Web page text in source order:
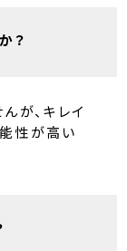
？
が、キレイ
性が高い